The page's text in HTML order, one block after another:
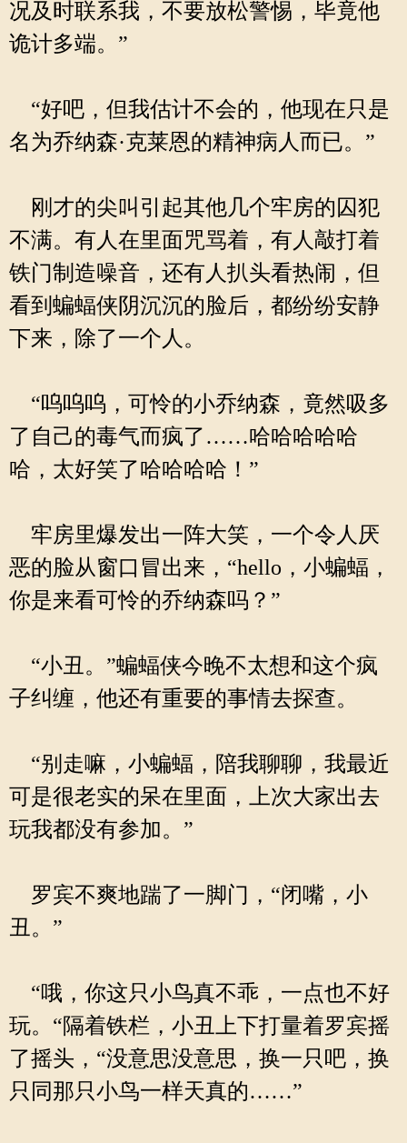
况及时联系我，不要放松警惕，毕竟他
诡计多端。”
“好吧，但我估计不会的，他现在只是
名为乔纳森·克莱恩的精神病人而已。”
刚才的尖叫引起其他几个牢房的囚犯
不满。有人在里面咒骂着，有人敲打着
铁门制造噪音，还有人扒头看热闹，但
看到蝙蝠侠阴沉沉的脸后，都纷纷安静
下来，除了一个人。
“呜呜呜，可怜的小乔纳森，竟然吸多
了自己的毒气而疯了……哈哈哈哈哈
哈，太好笑了哈哈哈哈！”
牢房里爆发出一阵大笑，一个令人厌
恶的脸从窗口冒出来，“hello，小蝙蝠，
你是来看可怜的乔纳森吗？”
“小丑。”蝙蝠侠今晚不太想和这个疯
子纠缠，他还有重要的事情去探查。
“别走嘛，小蝙蝠，陪我聊聊，我最近
可是很老实的呆在里面，上次大家出去
玩我都没有参加。”
罗宾不爽地踹了一脚门，“闭嘴，小
丑。”
“哦，你这只小鸟真不乖，一点也不好
玩。“隔着铁栏，小丑上下打量着罗宾摇
了摇头，“没意思没意思，换一只吧，换
只同那只小鸟一样天真的……”